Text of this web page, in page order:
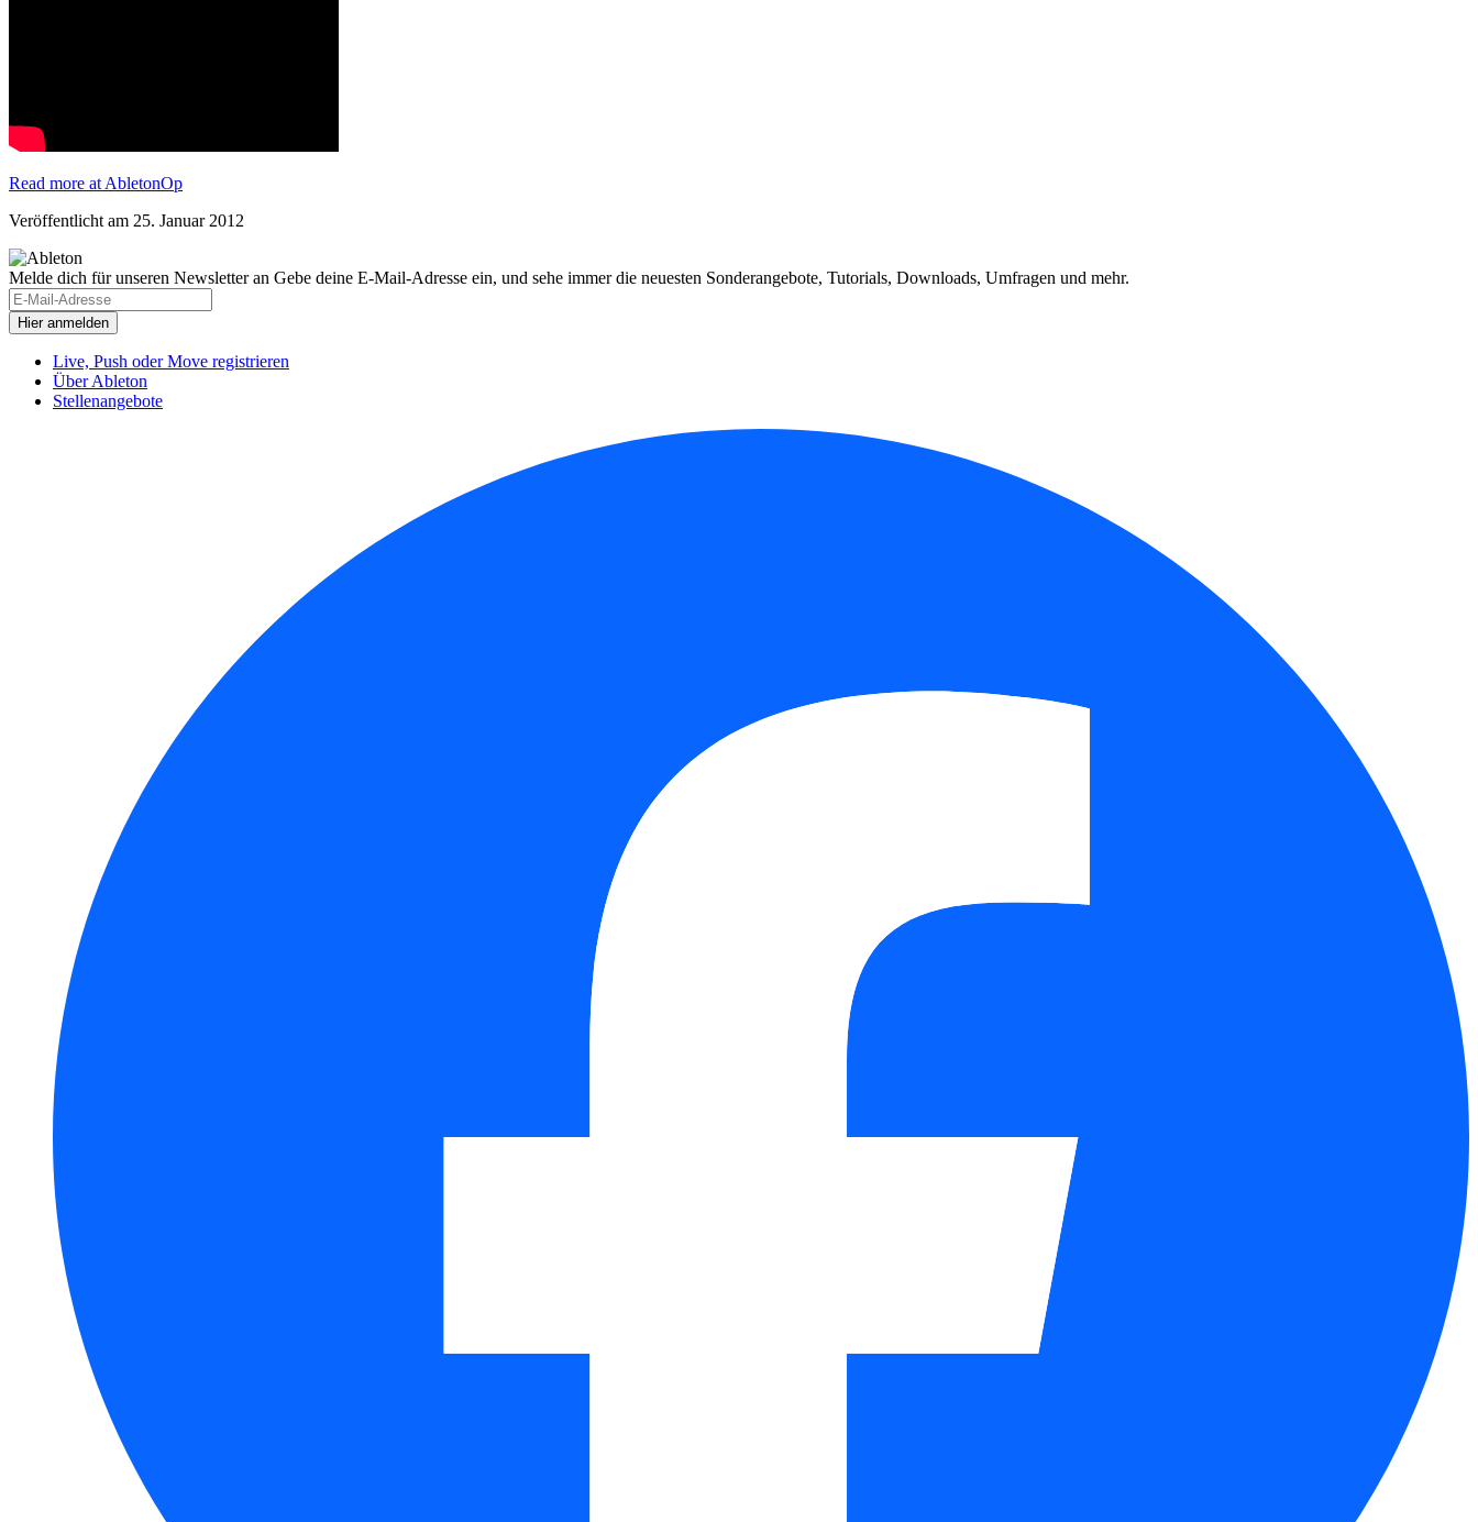
Read more at AbletonOp
Veröffentlicht am 25. Januar 2012
Melde dich für unseren Newsletter an Gebe deine E-Mail-Adresse ein, und sehe immer die neuesten Sonderangebote, Tutorials, Downloads, Umfragen und mehr.
Live, Push oder Move registrieren
Über Ableton
Stellenangebote